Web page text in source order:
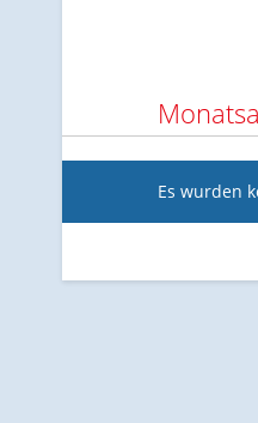
Es wurden